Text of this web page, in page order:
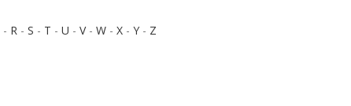
- R - S - T - U - V- W - X - Y - Z